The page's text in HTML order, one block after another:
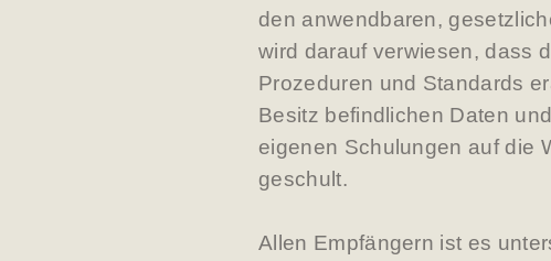
den anwendbaren,
wird darauf verwiesen, dass
Prozeduren und Standards
Besitz befindlichen Daten
eigenen Schulungen auf die
geschult.
Allen Empfängern ist es